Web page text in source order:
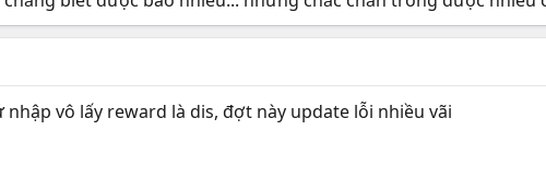
nhập vô lấy reward là dis, đợt này update lỗi nhiều vãi